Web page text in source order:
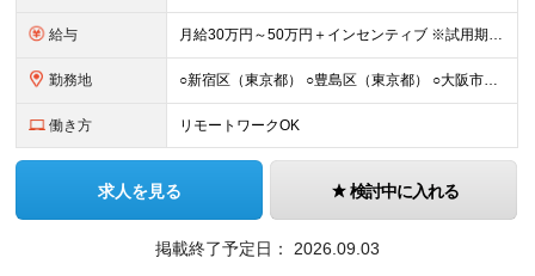
給与 ⽉給30万円～50万円＋インセンティブ ※試⽤期間は2ケ⽉（正社員）⽉給25万円～ ☆インセンティブ有 ☆交通費全額支給
勤務地 ○新宿区（東京都） ○豊島区（東京都） ○大阪市（大阪府） ○福岡市（福岡県） ※あなたの経験やスキルに応じて面談時にて ご相談させていただきます。 ※研修先は、クライアント先での研修となります。
働き方 リモートワークOK
求人を見る 検討中に入れる
掲載終了予定日： 2026.09.03